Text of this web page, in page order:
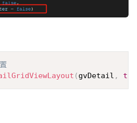
( gvDetail ,